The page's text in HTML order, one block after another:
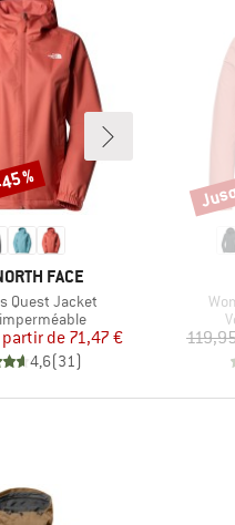
FACE
Quest Jacket
group
Prix
Prix réduit
partir de 71,47 €
4,6(31)
%